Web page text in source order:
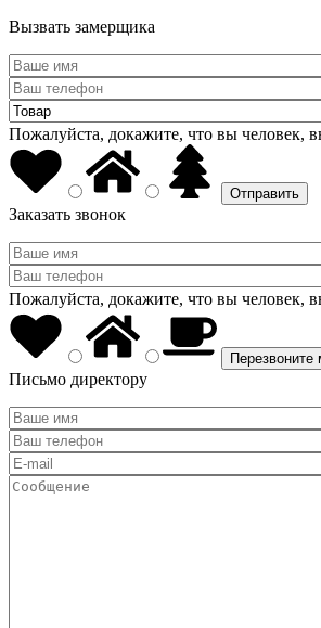
Вызвать замерщика
Пожалуйста, докажите, что вы человек,
Заказать звонок
Пожалуйста, докажите, что вы человек,
Письмо директору